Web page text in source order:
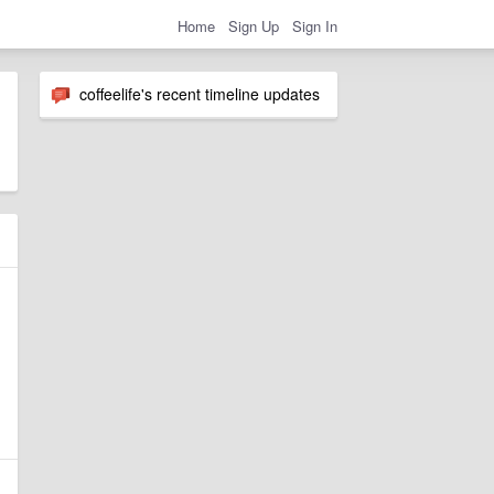
Home Sign Up Sign In
coffeelife's recent timeline updates